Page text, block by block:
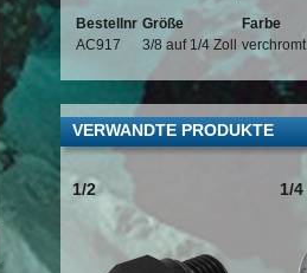
Bestellnr Größe
Farbe
AC917
3/8 auf 1/4 Zoll verchromt
VERWANDTE PRODUKTE
1/2 1/